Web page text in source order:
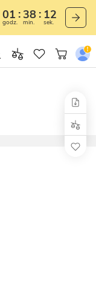
01
godz.
38
min.
11
sek.